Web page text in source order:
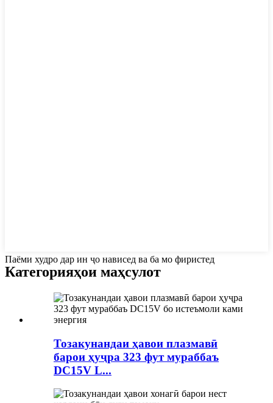
Паёми худро дар ин ҷо нависед ва ба мо фиристед
Категорияҳои маҳсулот
Тозакунандаи ҳавои плазмавӣ
барои ҳуҷра 323 фут мураббаъ
DC15V L...